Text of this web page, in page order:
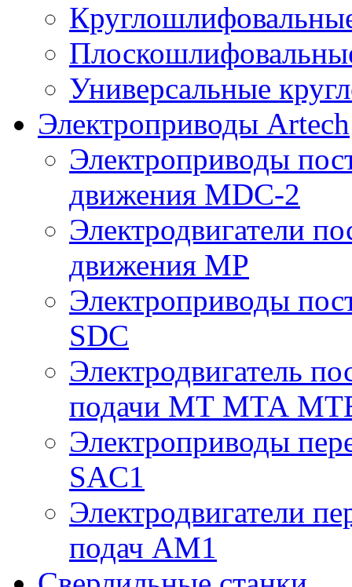
Универсальные
Электроприводы Artech
Электроприводы
движения MDC-2
Электродвигатели
движения МР
Электроприводы
SDC
Электродвигатель
подачи МТ МТА
Электроприводы
SAC1
Электродвигатели
подач AM1